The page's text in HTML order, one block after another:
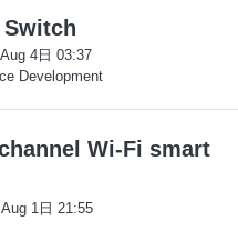
4日 03:37
Development
Wi-Fi smart
1日 21:55